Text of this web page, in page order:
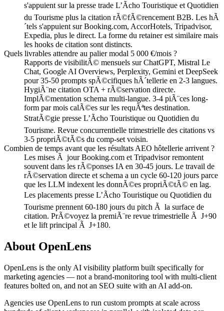
s'appuient sur la presse trade L’Ãcho Touristique et Quotidien
du Tourisme plus la citation rÃ©fÃ©rencement B2B. Les hÃ
´tels s'appuient sur Booking.com, AccorHotels, Tripadvisor,
Expedia, plus le direct. La forme du retainer est similaire mais
les hooks de citation sont distincts.
Quels livrables attendre au palier modal 5 000 €/mois ?
Rapports de visibilitÃ© mensuels sur ChatGPT, Mistral Le
Chat, Google AI Overviews, Perplexity, Gemini et DeepSeek
pour 35-50 prompts spÃ©cifiques hÃ´tellerie en 2-3 langues.
HygiÃ¨ne citation OTA + rÃ©servation directe.
ImplÃ©mentation schema multi-langue. 3-4 piÃ¨ces long-
form par mois calÃ©es sur les requÃªtes destination.
StratÃ©gie presse L’Ãcho Touristique ou Quotidien du
Tourisme. Revue concurrentielle trimestrielle des citations vs
3-5 propriÃ©tÃ©s du comp-set voisin.
Combien de temps avant que les résultats AEO hôtellerie arrivent ?
Les mises Ã jour Booking.com et Tripadvisor remontent
souvent dans les rÃ©ponses IA en 30-45 jours. Le travail de
rÃ©servation directe et schema a un cycle 60-120 jours parce
que les LLM indexent les donnÃ©es propriÃ©tÃ© en lag.
Les placements presse L’Ãcho Touristique ou Quotidien du
Tourisme prennent 60-180 jours du pitch Ã la surface de
citation. PrÃ©voyez la premiÃ¨re revue trimestrielle Ã J+90
et le lift principal Ã J+180.
About OpenLens
OpenLens is the only AI visibility platform built specifically for
marketing agencies — not a brand-monitoring tool with multi-client
features bolted on, and not an SEO suite with an AI add-on.
Agencies use OpenLens to run custom prompts at scale across